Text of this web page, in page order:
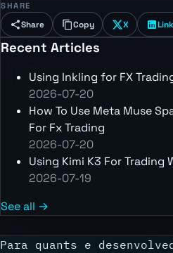
SHARE
Share Copy X
Recent Articles
Using Inkling for FX
2026-07-20
How To Use Meta Muse
For Fx Trading
2026-07-20
Using Kimi K3 For Trading
2026-07-19
See all →
Para quants e